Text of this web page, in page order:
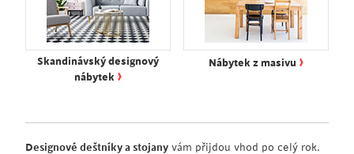
Skandinávský designový
nábytek ›
Nábytek z masivu ›
Designové deštníky a stojany vám přijdou vhod po celý rok.